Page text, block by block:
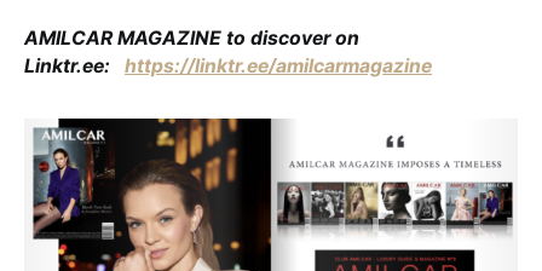
AMILCAR MAGAZINE to discover on
Linktr.ee: https://linktr.ee/amilcarmagazine